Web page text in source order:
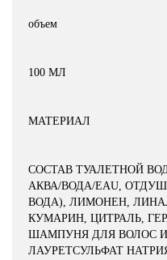
объем
100 МЛ
МАТЕРИАЛ
СОСТАВ ТУАЛЕТНОЙ
АКВА/ВОДА/EAU,
ВОДА), ЛИМОНЕН,
КУМАРИН, ЦИТРАЛЬ,
ШАМПУНЯ ДЛЯ ВОЛОС И
ЛАУРЕТСУЛЬФАТ